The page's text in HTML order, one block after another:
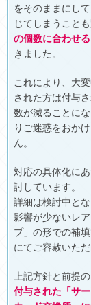
をそのままにし
じてしまうこと
の個数に合わせる
きました。
これにより、大
された方は付与
数が減ることに
りご迷惑をおか
ん。
対応の具体化に
討しています。
詳細は検討中と
影響が少ないレ
プ」の形での補
にてご容赦いた
上記方針と前提
付与された「サ